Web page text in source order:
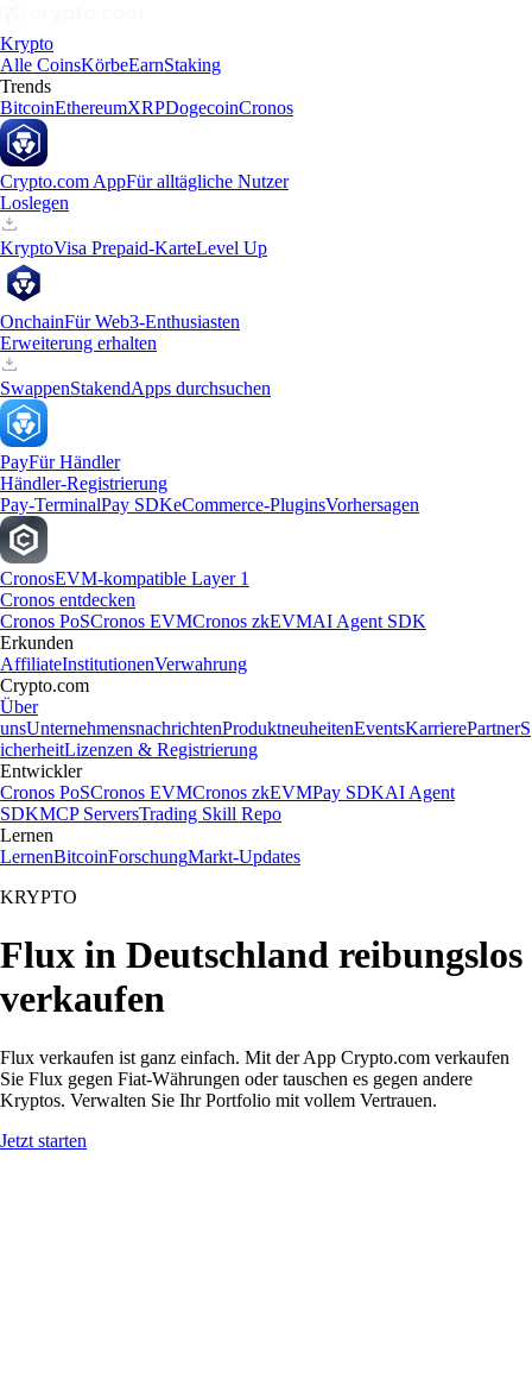
Krypto
Alle CoinsKörbeEarnStaking
Trends
BitcoinEthereumXRPDogecoinCronos
Crypto.com AppFür alltägliche Nutzer
Loslegen
KryptoVisa Prepaid-KarteLevel Up
OnchainFür Web3-Enthusiasten
Erweiterung erhalten
SwappenStakendApps durchsuchen
PayFür Händler
Händler-Registrierung
Pay-TerminalPay SDKeCommerce-PluginsVorhersagen
CronosEVM-kompatible Layer 1
Cronos entdecken
Cronos PoSCronos EVMCronos zkEVMAI Agent SDK
Erkunden
AffiliateInstitutionenVerwahrung
Crypto.com
Über
unsUnternehmensnachrichtenProduktneuheitenEventsKarrierePartnerS
icherheitLizenzen & Registrierung
Entwickler
Cronos PoSCronos EVMCronos zkEVMPay SDKAI Agent
SDKMCP ServersTrading Skill Repo
Lernen
LernenBitcoinForschungMarkt-Updates
KRYPTO
Flux in Deutschland reibungslos
verkaufen
Flux verkaufen ist ganz einfach. Mit der App Crypto.com verkaufen
Sie Flux gegen Fiat-Währungen oder tauschen es gegen andere
Kryptos. Verwalten Sie Ihr Portfolio mit vollem Vertrauen.
Jetzt starten